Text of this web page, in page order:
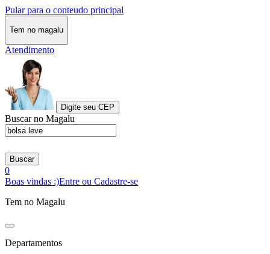
Pular para o conteudo principal
Tem no magalu
Atendimento
Digite seu CEP
Buscar no Magalu
Buscar
0
Boas vindas :)Entre ou Cadastre-se
Tem no Magalu
Departamentos